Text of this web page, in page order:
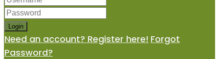
Login
Need an account? Register here! Forgot
Password?